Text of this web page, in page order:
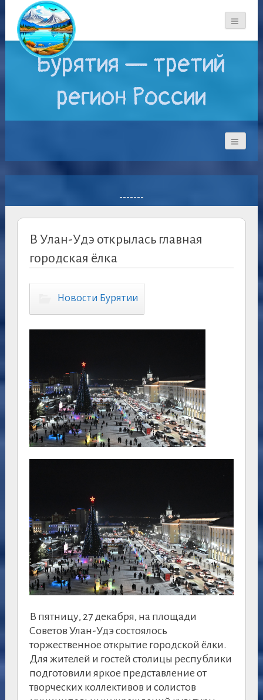
Бурятия — третий
регион России
-------
В Улан-Удэ открылась главная
городская ёлка
Новости Бурятии
В пятницу, 27 декабря, на площади
Советов Улан-Удэ состоялось
торжественное открытие городской ёлки.
Для жителей и гостей столицы республики
подготовили яркое представление от
творческих коллективов и солистов